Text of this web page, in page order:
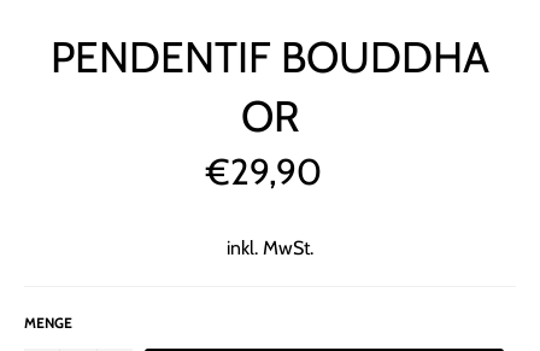
PENDENTIF BOUDDHA
OR
Normaler
Preis
€29,90
inkl. MwSt.
MENGE